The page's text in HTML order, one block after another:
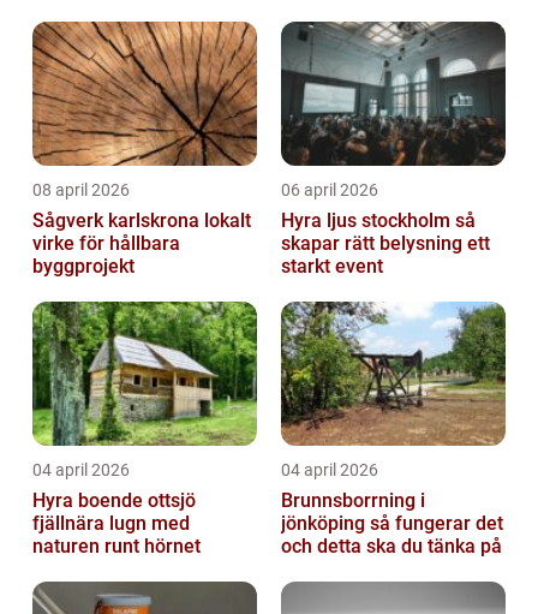
08 april 2026
Sågverk karlskrona lokalt
virke för hållbara
byggprojekt
06 april 2026
Hyra ljus stockholm så
skapar rätt belysning ett
starkt event
04 april 2026
Hyra boende ottsjö
fjällnära lugn med
naturen runt hörnet
04 april 2026
Brunnsborrning i
jönköping så fungerar det
och detta ska du tänka på